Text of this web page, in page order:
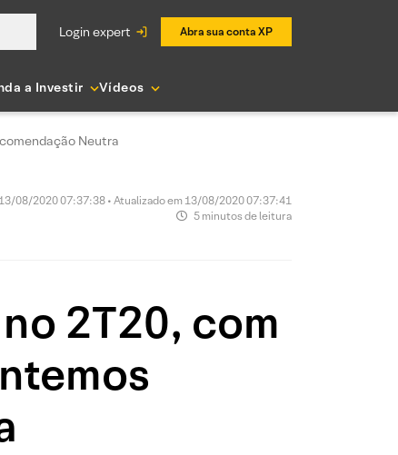
login expert Abra sua conta XP
a Investir Vídeos
Neutra
13/08/2020 07:37:38 • Atualizado em 13/08/2020 07:37:41
5 minutos de leitura
2T20, com